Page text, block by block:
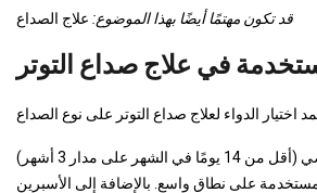
قد تكون مهتمًا أيضًا بهذا الموضوع: علاج الصداع
في علاج صداع التوتر
يمكن علاج الصداع العرضي (أقل من 14 يومًا في الشهر على مدار 3 أشهر)
على نطاق واسع. بالإضافة إلى الأسبرين